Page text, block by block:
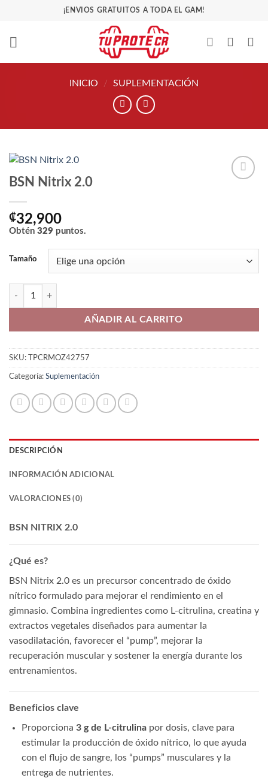
contenido
¡ENVIOS GRATUITOS A TODA EL GAM!
INICIO / SUPLEMENTACIÓN
BSN Nitrix 2.0
₡32,900
Obtén 329 puntos.
Tamaño
BSN Nitrix 2.0 cantidad
AÑADIR AL CARRITO
SKU: TPCRMOZ42757
Categoría: Suplementación
DESCRIPCIÓN
INFORMACIÓN ADICIONAL
VALORACIONES (0)
BSN NITRIX 2.0
¿Qué es?
BSN Nitrix 2.0 es un precursor concentrado de óxido
nítrico formulado para mejorar el rendimiento en el
gimnasio. Combina ingredientes como L‑citrulina, creatina y
extractos vegetales diseñados para aumentar la
vasodilatación, favorecer el “pump”, mejorar la
recuperación muscular y sostener la energía durante los
entrenamientos.
Beneficios clave
Proporciona 3 g de L‑citrulinapor dosis, clave para
estimular la producción de óxido nítrico, lo que ayuda
con el flujo de sangre, los “pumps” musculares y la
entrega de nutrientes.